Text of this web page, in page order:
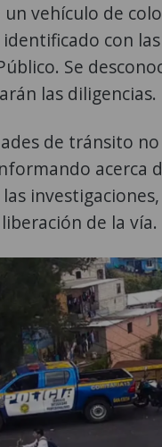
un vehículo de
con
Se
las diligencias.
de tránsito
acerca
de la vía.